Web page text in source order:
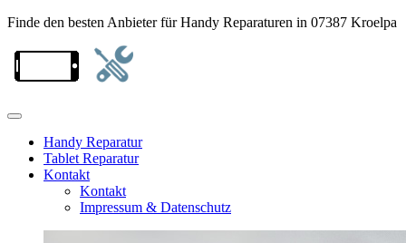
Finde den besten Anbieter für Handy Reparaturen in 07387 Kroelpa
Handy Reparatur
Tablet Reparatur
Kontakt
Kontakt
Impressum & Datenschutz